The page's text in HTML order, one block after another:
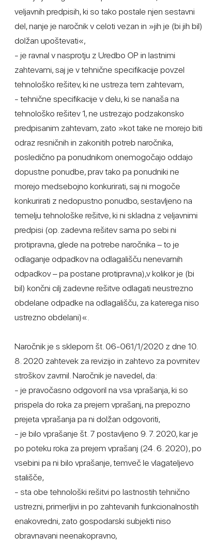
veljavnih predpisih, ki so tako postale njen sestavni
del, nanje je naročnik v celoti vezan in »jih je (bi jih bil)
dolžan upoštevati«,
- je ravnal v nasprotju z Uredbo OP in lastnimi
zahtevami, saj je v tehnične specifikacije povzel
tehnološko rešitev, ki ne ustreza tem zahtevam,
- tehnične specifikacije v delu, ki se nanaša na
tehnološko rešitev 1, ne ustrezajo podzakonsko
predpisanim zahtevam, zato »kot take ne morejo biti
odraz resničnih in zakonitih potreb naročnika,
posledično pa ponudnikom onemogočajo oddajo
dopustne ponudbe, prav tako pa ponudniki ne
morejo medsebojno konkurirati, saj ni mogoče
konkurirati z nedopustno ponudbo, sestavljeno na
temelju tehnološke rešitve, ki ni skladna z veljavnimi
predpisi (op. zadevna rešitev sama po sebi ni
protipravna, glede na potrebe naročnika – to je
odlaganje odpadkov na odlagališču nenevarnih
odpadkov – pa postane protipravna),v kolikor je (bi
bil) končni cilj zadevne rešitve odlagati neustrezno
obdelane odpadke na odlagališču, za katerega niso
ustrezno obdelani)«.
Naročnik je s sklepom št. 06-061/1/2020 z dne 10.
8. 2020 zahtevek za revizijo in zahtevo za povrnitev
stroškov zavrnil. Naročnik je navedel, da:
- je pravočasno odgovoril na vsa vprašanja, ki so
prispela do roka za prejem vprašanj, na prepozno
prejeta vprašanja pa ni dolžan odgovoriti,
- je bilo vprašanje št. 7 postavljeno 9. 7. 2020, kar je
po poteku roka za prejem vprašanj (24. 6. 2020), po
vsebini pa ni bilo vprašanje, temveč le vlagateljevo
stališče,
- sta obe tehnološki rešitvi po lastnostih tehnično
ustrezni, primerljivi in po zahtevanih funkcionalnostih
enakovredni, zato gospodarski subjekti niso
obravnavani neenakopravno,